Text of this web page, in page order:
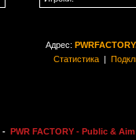
Адрес:
Статистика|
- PWR FACTORY - Public &